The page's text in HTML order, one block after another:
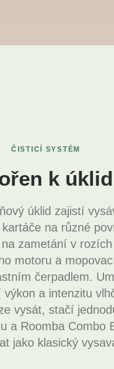
ČISTICÍ SYSTÉM
k
úklid zajistí
na různé
zametání v
motoru a
čerpadlem.
výkon a intenzitu
vysát, stačí
a Roomba Combo
jako klasický